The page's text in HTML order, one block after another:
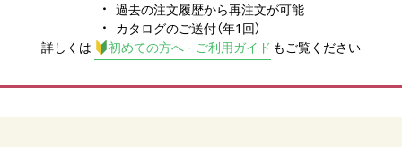
過去の注文履歴から再注文が可能
カタログのご送付（年1回）
詳しくは
初めての方へ - ご利用ガイド もご覧ください